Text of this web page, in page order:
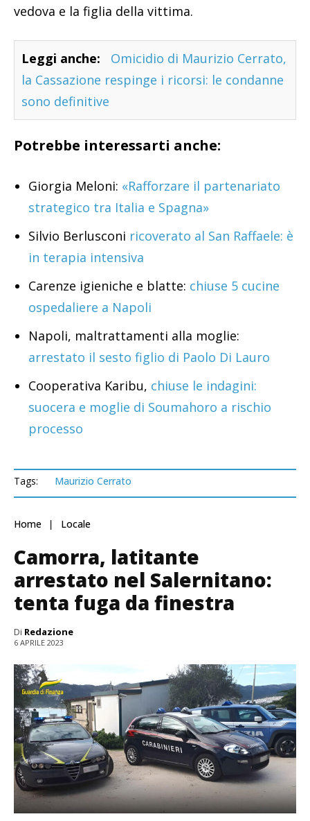
vedova e la figlia della vittima.
Leggi anche:
Omicidio di Maurizio Cerrato,
la Cassazione respinge i ricorsi: le condanne
sono definitive
Potrebbe interessarti anche:
Giorgia Meloni: «Rafforzare il partenariato
strategico tra Italia e Spagna»
Silvio Berlusconi ricoverato al San Raffaele: è
in terapia intensiva
Carenze igieniche e blatte: chiuse 5 cucine
ospedaliere a Napoli
Napoli, maltrattamenti alla moglie:
arrestato il sesto figlio di Paolo Di Lauro
Cooperativa Karibu, chiuse le indagini:
suocera e moglie di Soumahoro a rischio
processo
Tags: Maurizio Cerrato
Home Locale
Camorra, latitante
arrestato nel Salernitano:
tenta fuga da finestra
Di Redazione
6 APRILE 2023